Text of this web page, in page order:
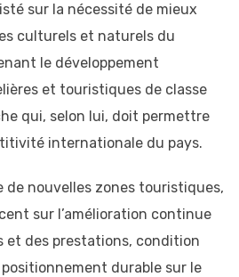
sur la nécessité de mieux
culturels et naturels du
le développement
et touristiques de classe
qui, selon lui, doit permettre
internationale du pays.
de nouvelles zones touristiques,
sur l’amélioration continue
et des prestations, condition
durable sur le